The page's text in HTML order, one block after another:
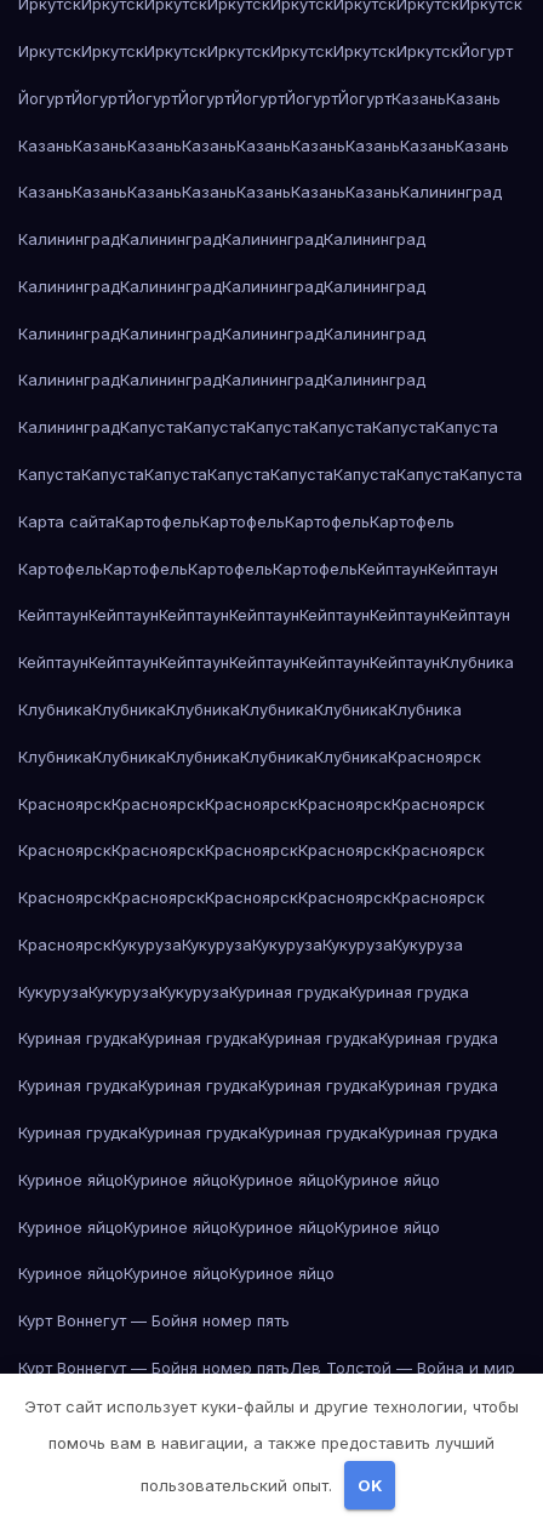
ИркутскИркутскИркутскИркутскИркутскИркутскИркутскИркутск
ИркутскИркутскИркутскИркутскИркутскИркутскИркутскЙогурт
ЙогуртЙогуртЙогуртЙогуртЙогуртЙогуртЙогуртКазаньКазань
КазаньКазаньКазаньКазаньКазаньКазаньКазаньКазаньКазань
КазаньКазаньКазаньКазаньКазаньКазаньКазаньКалининград
КалининградКалининградКалининградКалининград
КалининградКалининградКалининградКалининград
КалининградКалининградКалининградКалининград
КалининградКалининградКалининградКалининград
КалининградКапустаКапустаКапустаКапустаКапустаКапуста
КапустаКапустаКапустаКапустаКапустаКапустаКапустаКапуста
Карта сайтаКартофельКартофельКартофельКартофель
КартофельКартофельКартофельКартофельКейптаунКейптаун
КейптаунКейптаунКейптаунКейптаунКейптаунКейптаунКейптаун
КейптаунКейптаунКейптаунКейптаунКейптаунКейптаунКлубника
КлубникаКлубникаКлубникаКлубникаКлубникаКлубника
КлубникаКлубникаКлубникаКлубникаКлубникаКрасноярск
КрасноярскКрасноярскКрасноярскКрасноярскКрасноярск
КрасноярскКрасноярскКрасноярскКрасноярскКрасноярск
КрасноярскКрасноярскКрасноярскКрасноярскКрасноярск
КрасноярскКукурузаКукурузаКукурузаКукурузаКукуруза
КукурузаКукурузаКукурузаКуриная грудкаКуриная грудка
Куриная грудкаКуриная грудкаКуриная грудкаКуриная грудка
Куриная грудкаКуриная грудкаКуриная грудкаКуриная грудка
Куриная грудкаКуриная грудкаКуриная грудкаКуриная грудка
Куриное яйцоКуриное яйцоКуриное яйцоКуриное яйцо
Куриное яйцоКуриное яйцоКуриное яйцоКуриное яйцо
Куриное яйцоКуриное яйцоКуриное яйцо
Курт Воннегут — Бойня номер пять
Курт Воннегут — Бойня номер пятьЛев Толстой — Война и мир
Лев Толстой — Война и мирЛев Толстой — Война и мир
Лев Толстой — Война и мир
Лев Толстой — Война и мир
Этот сайт использует куки-файлы и другие технологии, чтобы
помочь вам в навигации, а также предоставить лучший
пользовательский опыт. OK